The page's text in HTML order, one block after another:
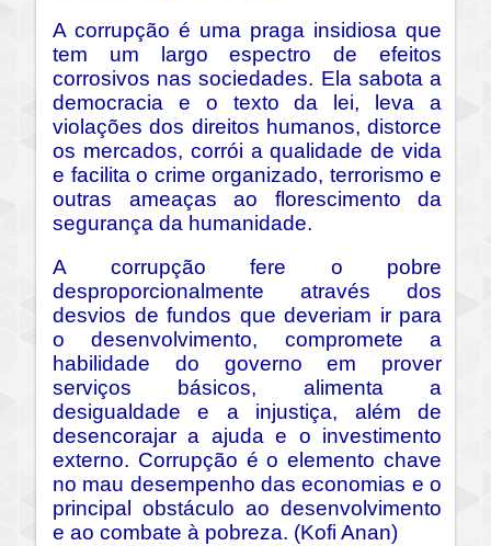
A corrupção é uma praga insidiosa que
tem um largo espectro de efeitos
corrosivos nas sociedades. Ela sabota a
democracia e o texto da lei, leva a
violações dos direitos humanos, distorce
os mercados, corrói a qualidade de vida
e facilita o crime organizado, terrorismo e
outras ameaças ao florescimento da
segurança da humanidade.
A corrupção fere o pobre
desproporcionalmente através dos
desvios de fundos que deveriam ir para
o desenvolvimento, compromete a
habilidade do governo em prover
serviços básicos, alimenta a
desigualdade e a injustiça, além de
desencorajar a ajuda e o investimento
externo. Corrupção é o elemento chave
no mau desempenho das economias e o
principal obstáculo ao desenvolvimento
e ao combate à pobreza. (Kofi Anan)